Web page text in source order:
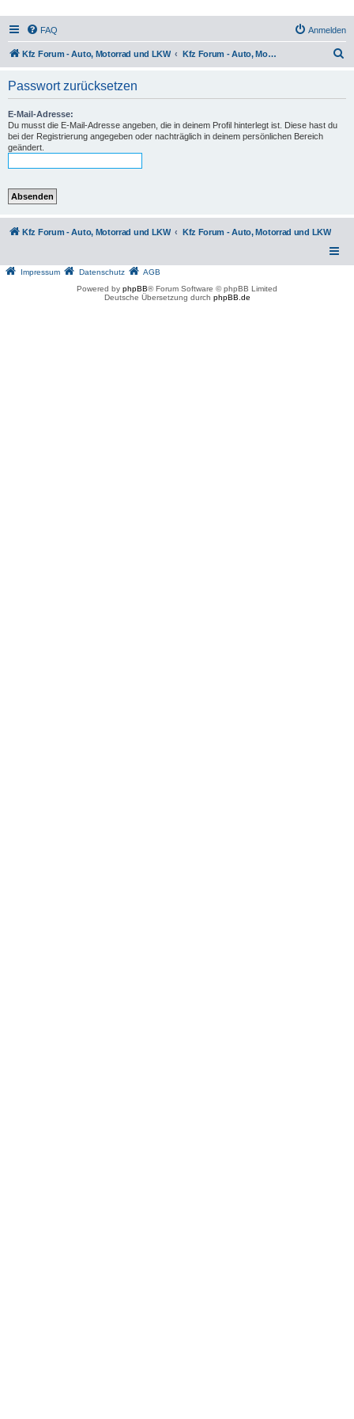
FAQ Anmelden
Kfz Forum - Auto, Motorrad und LKW Kfz Forum - Auto, Motorrad und LKW
Passwort zurücksetzen
E-Mail-Adresse:
Du musst die E-Mail-Adresse angeben, die in deinem Profil hinterlegt ist. Diese hast du
bei der Registrierung angegeben oder nachträglich in deinem persönlichen Bereich
geändert.
Kfz Forum - Auto, Motorrad und LKW Kfz Forum - Auto, Motorrad und LKW
Impressum Datenschutz
AGB
Powered by phpBB® Forum Software © phpBB Limited
Deutsche Übersetzung durch phpBB.de